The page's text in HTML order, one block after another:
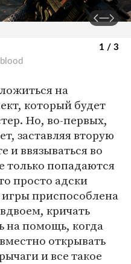
1 / 3
на
который будет
Но, во-первых,
заставляя вторую
и ввязываться во
только попадаются
просто адски
приспособлена
кричать
на помощь, когда
открывать
и все такое